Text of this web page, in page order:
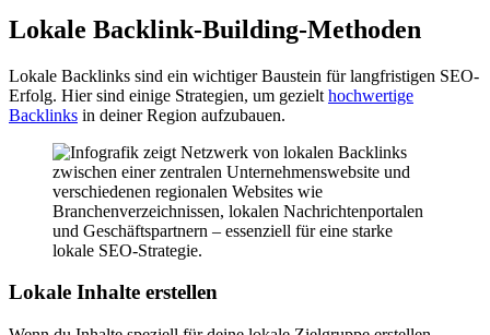
Lokale Backlink-Building-Methoden
Lokale Backlinks sind ein wichtiger Baustein für langfristigen SEO-
Erfolg. Hier sind einige Strategien, um gezielt hochwertige
Backlinks in deiner Region aufzubauen.
Lokale Inhalte erstellen